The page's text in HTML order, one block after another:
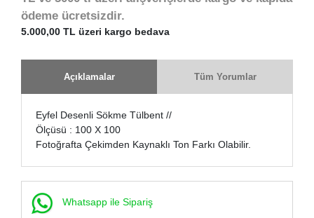
ödeme ücretsizdir.
5.000,00 TL üzeri kargo bedava
Açıklamalar Tüm Yorumlar
Eyfel Desenli Sökme Tülbent //
Ölçüsü : 100 X 100
Fotoğrafta Çekimden Kaynaklı Ton Farkı Olabilir.
Whatsapp ile Sipariş